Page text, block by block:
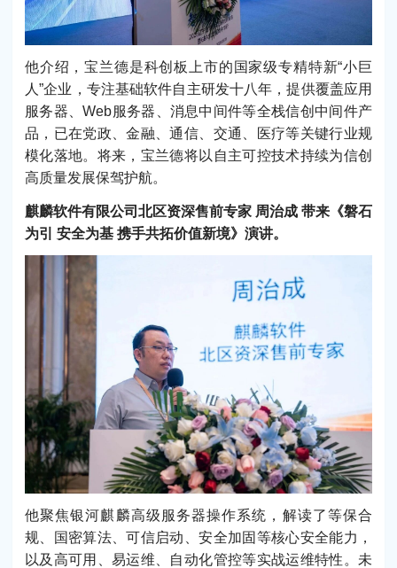
他介绍，宝兰德是科创板上市的国家级专精特新“小巨
人”企业，专注基础软件自主研发十八年，提供覆盖应用
服务器、Web服务器、消息中间件等全栈信创中间件产
品，已在党政、金融、通信、交通、医疗等关键行业规
模化落地。将来，宝兰德将以自主可控技术持续为信创
高质量发展保驾护航。
麒麟软件有限公司北区资深售前专家 周治成 带来《磐石
为引 安全为基 携手共拓价值新境》演讲。
他聚焦银河麒麟高级服务器操作系统，解读了等保合
规、国密算法、可信启动、安全加固等核心安全能力，
以及高可用、易运维、自动化管控等实战运维特性。未